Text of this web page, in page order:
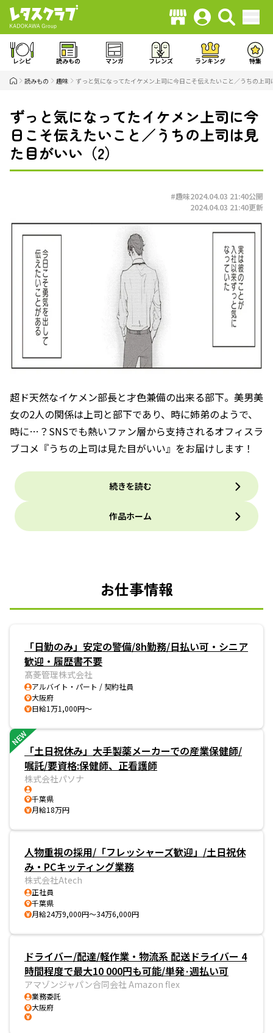
レシピ 読みもの マンガ フレンズ ランキング 特集
読みもの 趣味 ずっと気になってたイケメン上司に今日こそ伝えたいこと／うちの上
ずっと気になってたイケメン上司に今
日こそ伝えたいこと／うちの上司は見
た目がいい（2）
#趣味2024.04.03 21:40公開
2024.04.03 21:40更新
超ド天然なイケメン部長と才色兼備の出来る部下。美男美
女の2人の関係は上司と部下であり、時に姉弟のようで、
時に…？SNSでも熱いファン層から支持されるオフィスラ
ブコメ『うちの上司は見た目がいい』をお届けします！
続きを読む
作品ホーム
お仕事情報
「日勤のみ」安定の警備/8h勤務/日払い可・シニア
歓迎・履歴書不要
髙菱管理株式会社
アルバイト・パート / 契約社員
大阪府
日給1万1,000円～
NEW
「土日祝休み」大手製薬メーカーでの産業保健師/
嘱託/要資格:保健師、正看護師
株式会社パソナ
千葉県
月給18万円
人物重視の採用/「フレッシャーズ歓迎」/土日祝休
み・PCキッティング業務
株式会社Atech
正社員
千葉県
月給24万9,000円～34万6,000円
ドライバー/配達/軽作業・物流系 配送ドライバー 4
時間程度で最大10 000円も可能/単発·週払い可
アマゾンジャパン合同会社 Amazon flex
業務委託
大阪府